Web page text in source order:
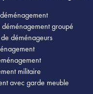
groupé
déménageurs
militaire
avec garde meuble